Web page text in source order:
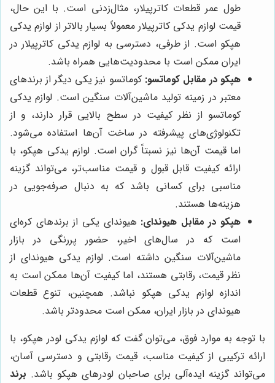
طول عمر قطعات کاترپیلار، مثال‌زدنی است. با این حال،
قیمت لوازم یدکی کاترپیلار معمولاً بسیار بالاتر از لوازم یدکی
هپکو است. از طرفی، دسترسی به لوازم یدکی کاترپیلار در
ایران ممکن است با محدودیت‌هایی همراه باشد.
هپکو در مقابل کوماتسو: کوماتسو نیز یکی دیگر از برندهای
معتبر در زمینه تولید ماشین‌آلات سنگین است. لوازم یدکی
کوماتسو از نظر کیفیت در سطح بالایی قرار دارند، و از
تکنولوژی‌های پیشرفته در ساخت آن‌ها استفاده می‌شود.
اما قیمت آن‌ها نیز نسبتاً گران است. لوازم یدکی هپکو، با
ارائه کیفیت قابل قبول و قیمت مناسب‌تر، می‌تواند گزینه
مناسبی برای کسانی باشد که به دنبال صرفه‌جویی در
هزینه‌ها هستند.
هپکو در مقابل هیوندای: هیوندای یکی از برندهای کره‌ای
است که در سال‌های اخیر، حضور پررنگی در بازار
ماشین‌آلات سنگین داشته است. لوازم یدکی هیوندای از
نظر قیمت، رقابتی هستند، اما کیفیت آن‌ها ممکن است به
اندازه لوازم یدکی هپکو نباشد. همچنین، تنوع قطعات
هیوندای در بازار ایران، ممکن است محدودتر باشد.
با توجه به موارد فوق، می‌توان گفت که لوازم یدکی لودر هپکو، با
ارائه ترکیبی از کیفیت مناسب، قیمت رقابتی و دسترسی آسان،
می‌تواند گزینه ایده‌آلی برای صاحبان لودرهای هپکو باشد. برند